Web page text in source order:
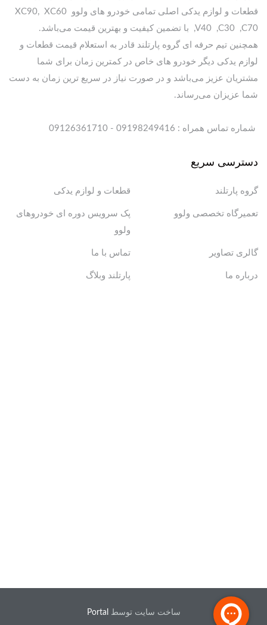
قطعات و لوازم یدکی اصلی تمامی خودرو های ولوو XC90, XC60
,V40 ,C30 ,C70 با تضمین کیفیت و بهترین قیمت می‌باشد.
همچنین تیم حرفه ای گروه پارتلند قادر به استعلام قیمت قطعات و
لوازم یدکی دیگر خودرو های خاص در کمترین زمان برای شما
مشتریان عزیز می‌باشد و در صورت نیاز در سریع ترین زمان به دست
شما عزیزان می‌رساند.
شماره تماس همراه : 09198249416 - 09126361710
دسترسی سریع
گروه پارتلند قطعات و لوازم یدکی
تعمیرگاه تخصصی ولوو
پک سرویس دوره ای خودروهای
ولوو
گالری تصاویر تماس با ما
درباره ما پارتلند وبلاگ
ساخت سایت توسط Portal